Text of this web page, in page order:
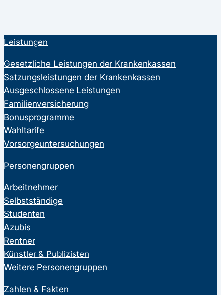
Leistungen
Gesetzliche Leistungen der Krankenkassen
Satzungsleistungen der Krankenkassen
Ausgeschlossene Leistungen
Familienversicherung
Bonusprogramme
Wahltarife
Vorsorgeuntersuchungen
Personengruppen
Arbeitnehmer
Selbstständige
Studenten
Azubis
Rentner
Künstler & Publizisten
Weitere Personengruppen
Zahlen & Fakten